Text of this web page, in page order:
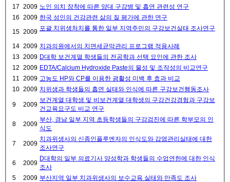
17 2009 노인 의치 장착에 따른 양대 구강병 및 흡연 관련성 연구
16 2009 한국 성인의 건강관련 삶의 질 평가에 관한 연구
15 2009 포괄 치위생처치를 통한 일부 지역주민의 구강보건실태 조사연구
14 2009 치과의원에서의 치면세균막관리 프로그램 적용사례
13 2009 D대학 보건계열 학생들의 전공학과 선택 요인에 관한 조사
12 2009 EDTA/Calcium Hydroxide Paste의 물성 및 조작성의 비교연구
11
2009 고농도 HP와 CP를 이용한 광활성 미백 후 효과 비교
10 2009 치위생과 학생들의 흡연 실태와 인식에 따른 구강보건행동조사
9 2009
보건계열 대학생 및 비보건계열 대학생의 구강건강경험과 구강보
건교육요구도 비교 연구
8 2009
부산, 경남 일부 지역 초등학생들의 구강검진에 따른 학부모의 인
식도
7 2009
치과위생사의 신종인플루엔자의 인식도와 감염관리실태에 대한
조사연구
6 2009
D대학의 일부 의료기사 양성학과 학생들의 수업연한에 대한 인식
조사
5
2009 부산지역 일부 치과위생사의 보수교육 실태와 만족도 조사